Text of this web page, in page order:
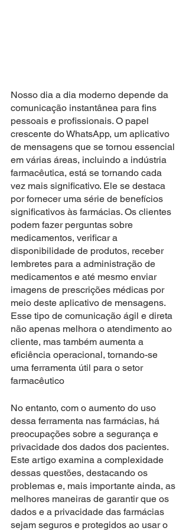
Nosso dia a dia moderno depende da
comunicação instantânea para fins
pessoais e profissionais. O papel
crescente do WhatsApp, um aplicativo
de mensagens que se tornou essencial
em várias áreas, incluindo a indústria
farmacêutica, está se tornando cada
vez mais significativo. Ele se destaca
por fornecer uma série de benefícios
significativos às farmácias. Os clientes
podem fazer perguntas sobre
medicamentos, verificar a
disponibilidade de produtos, receber
lembretes para a administração de
medicamentos e até mesmo enviar
imagens de prescrições médicas por
meio deste aplicativo de mensagens.
Esse tipo de comunicação ágil e direta
não apenas melhora o atendimento ao
cliente, mas também aumenta a
eficiência operacional, tornando-se
uma ferramenta útil para o setor
farmacêutico
No entanto, com o aumento do uso
dessa ferramenta nas farmácias, há
preocupações sobre a segurança e
privacidade dos dados dos pacientes.
Este artigo examina a complexidade
dessas questões, destacando os
problemas e, mais importante ainda, as
melhores maneiras de garantir que os
dados e a privacidade das farmácias
sejam seguros e protegidos ao usar o